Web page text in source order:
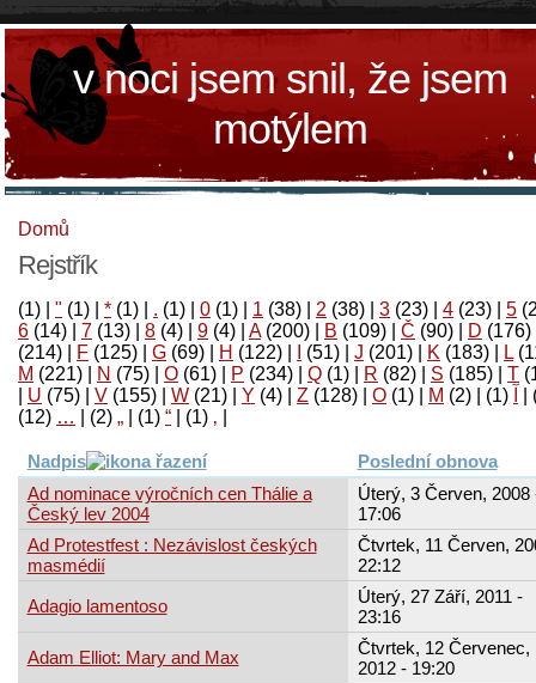
v noci jsem snil, že jsem
motýlem
Domů
Rejstřík
(1) " (1) * (1) . (1) 0 (1) 1 (38) 2 (38) 3 (23) 4 (23) 5
6 (14) 7 (13) 8 (4) 9 (4) A(200) B (109) Č (90) D (176)
(214)
F (125) G (69) H (122) (51) J (201) K (183) L
M (221) N (75) O (61) P (234) Q (1) R (82) S (185) T
U (75) V (155) W (21) Y (4) Z (128) Ο (1) М (2)
(1)
‚
(1)
“
(1)
„
(2)
…
(12)
Nadpis
Poslední obnova
Ad nominace výročních cen Thálie a
Český lev 2004
Úterý, 3 Červen, 2008
17:06
Ad Protestfest : Nezávislost českých
masmédií
Čtvrtek, 11 Červen,
22:12
Adagio lamentoso
Úterý, 27 Září, 2011 -
23:16
Adam Elliot: Mary and Max
Čtvrtek, 12 Červenec,
2012 - 19:20